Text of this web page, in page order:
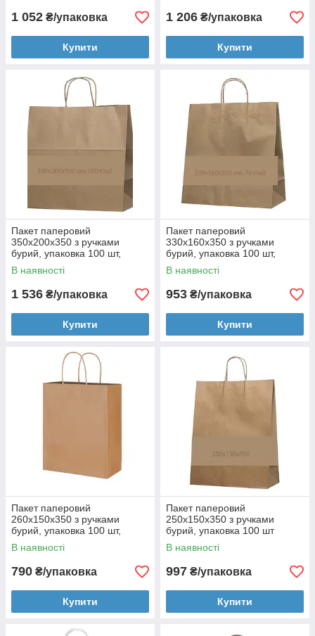
1 052 ₴/упаковка
Купити
1 206 ₴/упаковка
Купити
Пакет паперовий
350х200х350 з ручками
бурий, упаковка 100 шт,
004200107
В наявності
1 536 ₴/упаковка
Купити
Пакет паперовий
330х160х350 з ручками
бурий, упаковка 100 шт,
004200168
В наявності
953 ₴/упаковка
Купити
Пакет паперовий
260х150х350 з ручками
бурий, упаковка 100 шт,
004200161
В наявності
790 ₴/упаковка
Купити
Пакет паперовий
250х150х350 з ручками
бурий, упаковка 100 шт
004200158
В наявності
997 ₴/упаковка
Купити